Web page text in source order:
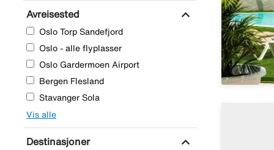
Avreisested expand_more
Oslo Torp Sandefjord
Oslo - alle flyplasser
Oslo Gardermoen Airport
Bergen Flesland
Stavanger Sola
Vis alle
Destinasjoner expand_more